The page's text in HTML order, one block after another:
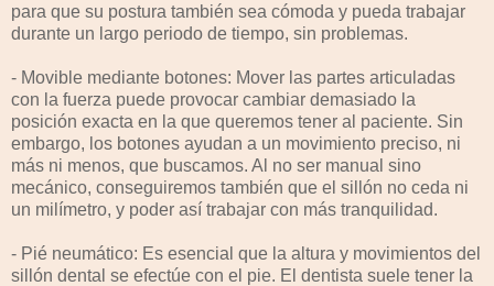
para que su postura también sea cómoda y pueda trabajar
durante un largo periodo de tiempo, sin problemas.
- Movible mediante botones: Mover las partes articuladas
con la fuerza puede provocar cambiar demasiado la
posición exacta en la que queremos tener al paciente. Sin
embargo, los botones ayudan a un movimiento preciso, ni
más ni menos, que buscamos. Al no ser manual sino
mecánico, conseguiremos también que el sillón no ceda ni
un milímetro, y poder así trabajar con más tranquilidad.
- Pié neumático: Es esencial que la altura y movimientos del
sillón dental se efectúe con el pie. El dentista suele tener la